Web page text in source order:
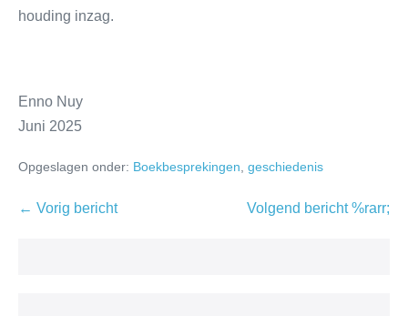
houding inzag.
Enno Nuy
Juni 2025
Opgeslagen onder: Boekbesprekingen geschiedenis
← Vorig bericht Volgend bericht %rarr;